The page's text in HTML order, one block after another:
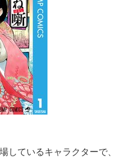
しているキャラクターで、